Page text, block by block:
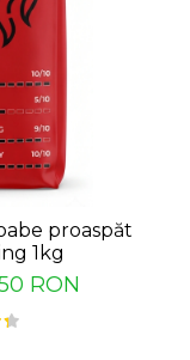
proaspăt
1kg
RON